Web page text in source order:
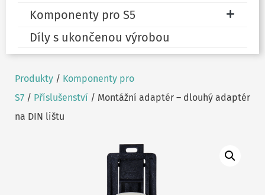
Komponenty pro S5
Díly s ukončenou výrobou
Produkty / Komponenty pro
S7 / Příslušenství / Montážní adaptér – dlouhý adaptér
na DIN lištu